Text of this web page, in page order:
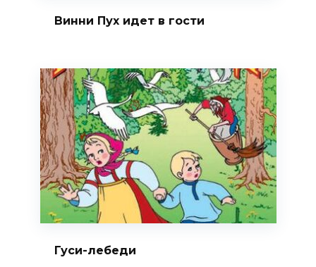
Винни Пух идет в гости
Гуси-лебеди